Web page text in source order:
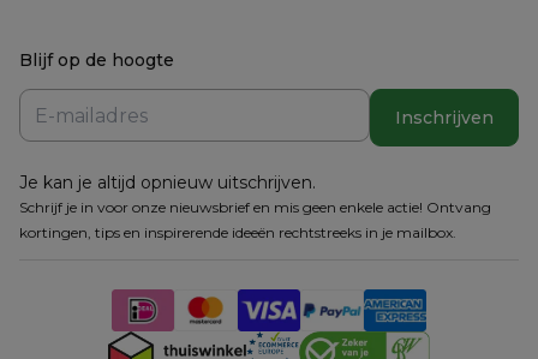
Blijf op de hoogte
Inschrijven
Je kan je altijd opnieuw uitschrijven.
Schrijf je in voor onze nieuwsbrief en mis geen enkele actie! Ontvang
kortingen, tips en inspirerende ideeën rechtstreeks in je mailbox.